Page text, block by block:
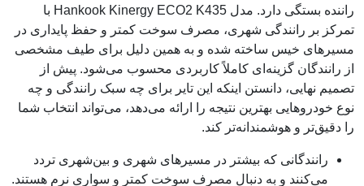
راننده بستگی دارد. مدل Hankook Kinergy ECO2 K435 با
تمرکز بر رانندگی شهری، مصرف سوخت کمتر و حفظ پایداری در
مسیرهای خیس ساخته شده و به همین دلیل برای طیف مشخصی
از رانندگان گزینه‌ای کاملاً کاربردی محسوب می‌شود. پیش از
تصمیم نهایی، دانستن اینکه این تایر برای چه سبک رانندگی و چه
نوع خودروهایی بهترین نتیجه را ارائه می‌دهد، می‌تواند انتخاب شما
را دقیق‌تر و هوشمندانه‌تر کند.
رانندگانی که بیشتر در مسیرهای شهری و بین‌شهری تردد
می‌کنند و به دنبال مصرف سوخت کمتر و سواری نرم هستند.